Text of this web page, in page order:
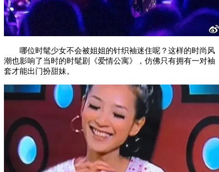
哪位时髦少女不会被姐姐的针织袖迷住呢？这样的时尚风
潮也影响了当时的时髦剧《爱情公寓》，仿佛只有拥有一对袖
套才能出门扮甜妹。